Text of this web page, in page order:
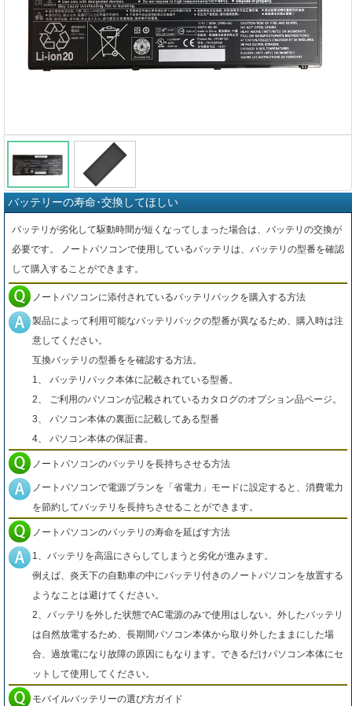
バッテリーの寿命･交換してほしい
バッテリが劣化して駆動時間が短くなってしまった場合は、バッテリの交換が
必要です。 ノートパソコンで使用しているバッテリは、バッテリの型番を確認
して購入することができます。
ノートパソコンに添付されているバッテリパックを購入する方法
製品によって利用可能なバッテリパックの型番が異なるため、購入時は注
意してください。
互換バッテリの型番をを確認する方法。
1、 バッテリパック本体に記載されている型番。
2、 ご利用のパソコンが記載されているカタログのオプション品ページ。
3、 パソコン本体の裏面に記載してある型番
4、 パソコン本体の保証書。
ノートパソコンのバッテリを長持ちさせる方法
ノートパソコンで電源プランを「省電力」モードに設定すると、消費電力
を節約してバッテリを長持ちさせることができます。
ノートパソコンのバッテリの寿命を延ばす方法
1、バッテリを高温にさらしてしまうと劣化が進みます。
例えば、炎天下の自動車の中にバッテリ付きのノートパソコンを放置する
ようなことは避けてください。
2、バッテリを外した状態でAC電源のみで使用はしない。外したバッテリ
は自然放電するため、長期間パソコン本体から取り外したままにした場
合、過放電になり故障の原因にもなります。できるだけパソコン本体にセ
ットして使用してください。
モバイルバッテリーの選び方ガイド